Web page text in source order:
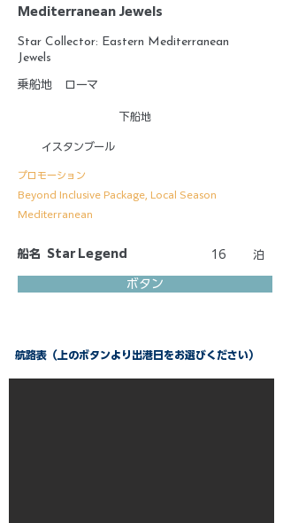
Mediterranean Jewels
Star Collector: Eastern Mediterranean
Jewels
乗船地 ローマ
下船地
イスタンブール
プロモーション
Beyond Inclusive Package, Local Season
Mediterranean
船名 Star Legend 16 泊
ボタン
航路表（上のボタンより出港日をお選びください）